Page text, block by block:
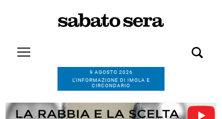
9 AGOSTO 2026
L’INFORMAZIONE DI IMOLA E
CIRCONDARIO